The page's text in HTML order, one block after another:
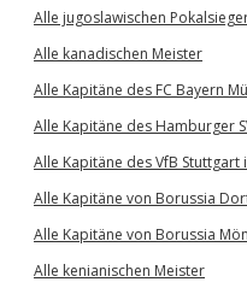
Alle jugoslawischen
Alle kanadischen Meister
Alle Kapitäne des FC Bayern
Alle Kapitäne des Hamburger
Alle Kapitäne des VfB Stuttgart
Alle Kapitäne von Borussia
Alle Kapitäne von Borussia
Alle kenianischen Meister